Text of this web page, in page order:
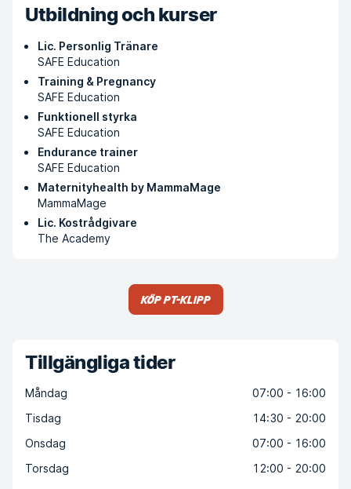
Utbildning och kurser
Lic. Personlig Tränare
SAFE Education
Training & Pregnancy
SAFE Education
Funktionell styrka
SAFE Education
Endurance trainer
SAFE Education
Maternityhealth by MammaMage
MammaMage
Lic. Kostrådgivare
The Academy
Köp PT-klipp
Tillgängliga tider
Måndag
07:00 - 16:00
Tisdag
14:30 - 20:00
Onsdag
07:00 - 16:00
Torsdag
12:00 - 20:00